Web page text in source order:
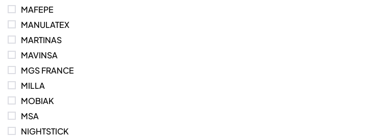
MAFEPE
MANULATEX
MARTINAS
MAVINSA
MGS FRANCE
MILLA
MOBIAK
MSA
NIGHTSTICK